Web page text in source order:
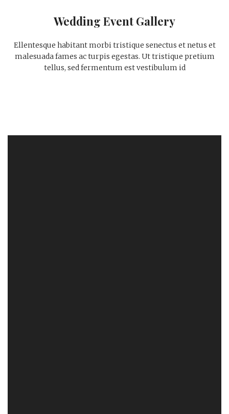
Wedding Event Gallery
Ellentesque habitant morbi tristique senectus et netus et
malesuada fames ac turpis egestas. Ut tristique pretium
tellus, sed fermentum est vestibulum id